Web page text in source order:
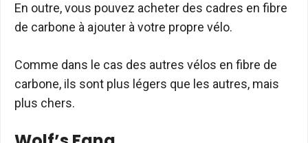
En outre, vous pouvez acheter des cadres en fibre
de carbone à ajouter à votre propre vélo.
Comme dans le cas des autres vélos en fibre de
carbone, ils sont plus légers que les autres, mais
plus chers.